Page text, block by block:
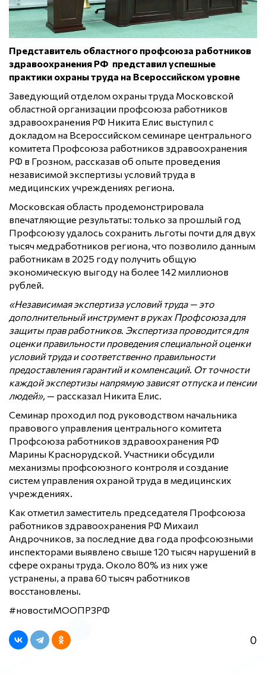
Представитель областного профсоюза работников
здравоохранения РФ представил успешные
практики охраны труда на Всероссийском уровне
Заведующий отделом охраны труда Московской
областной организации профсоюза работников
здравоохранения РФ Никита Елис выступил с
докладом на Всероссийском семинаре центрального
комитета Профсоюза работников здравоохранения
РФ в Грозном, рассказав об опыте проведения
независимой экспертизы условий труда в
медицинских учреждениях региона.
Московская область продемонстрировала
впечатляющие результаты: только за прошлый год
Профсоюзу удалось сохранить льготы почти для двух
тысяч медработников региона, что позволило данным
работникам в 2025 году получить общую
экономическую выгоду на более 142 миллионов
рублей.
«Независимая экспертиза условий труда — это
дополнительный инструмент в руках Профсоюза для
защиты прав работников. Экспертиза проводится для
оценки правильности проведения специальной оценки
условий труда и соответственно правильности
предоставления гарантий и компенсаций. От точности
каждой экспертизы напрямую зависят отпуска и пенсии
людей», — рассказал Никита Елис.
Семинар проходил под руководством начальника
правового управления центрального комитета
Профсоюза работников здравоохранения РФ
Марины Краснорудской. Участники обсудили
механизмы профсоюзного контроля и создание
систем управления охраной труда в медицинских
учреждениях.
Как отметил заместитель председателя Профсоюза
работников здравоохранения РФ Михаил
Андрочников, за последние два года профсоюзными
инспекторами выявлено свыше 120 тысяч нарушений в
сфере охраны труда. Около 80% из них уже
устранены, а права 60 тысяч работников
восстановлены.
#новостиМООПРЗРФ
0